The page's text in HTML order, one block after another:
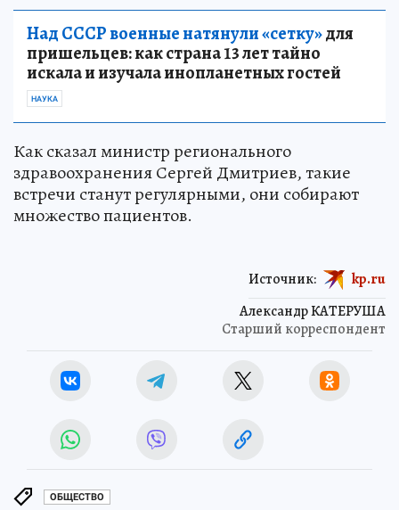
Над СССР военные натянули «сетку»для
пришельцев: как страна 13 лет тайно
искала и изучала инопланетных гостей
НАУКА
Как сказал министр регионального
здравоохранения Сергей Дмитриев, такие
встречи станут регулярными, они собирают
множество пациентов.
Александр КАТЕРУША
Старший корреспондент
Источник: kp.ru
ОБЩЕСТВО